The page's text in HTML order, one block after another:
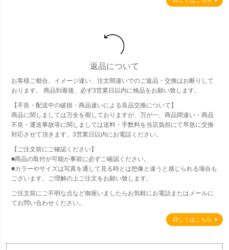
返品について
お客様ご都合、イメージ違い、注文間違いでのご返品・交換はお断りして
おります。 商品到着後、必ず3営業日以内に検品をお願い致します。
【不良・配送中の破損・商品違いによる良品交換について】
商品に関しましては万全を期しておりますが、万が一、商品間違い・商品
不良・運送事故等に関しましては送料・手数料を当店負担にて早急に交換
対応させて頂きます。3営業日以内にお電話ください。
【ご注文前にご確認ください】
■商品の取付が可能か事前に必ずご確認ください。
■カラーやサイズは写真を通して見る時とは想像と違うと感じられる場合も
ございます。ご理解の上ご注文をお願い致します。
ご注文前にご不明な点など御座いましたらお気軽にお電話またはメールに
てお問い合わせください。
詳しくはこちら